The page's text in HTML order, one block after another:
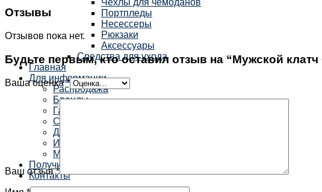
Чехлы для чемоданов
Портпледы
Несессеры
Рюкзаки
Аксессуары
Средства для ухода
Главная
Для информации
Распродажа
Бренды
Гарантия
Способы оплаты
Доставка
Избранное
Мой аккаунт
Получить скидку
Контакты
Отзывы
Отзывов пока нет.
Будьте первым, кто оставил отзыв на “Мужской
Ваша оценка*
Ваш отзыв*